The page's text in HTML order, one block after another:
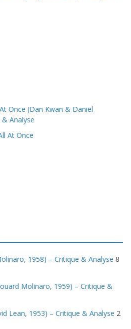
Once (Dan Kwan & Daniel
Analyse
1958) – Critique & Analyse 8
Molinaro, 1959) – Critique &
Lean, 1953) – Critique & Analyse 2